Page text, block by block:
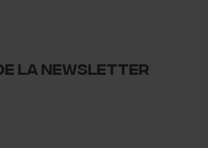
la newsletter